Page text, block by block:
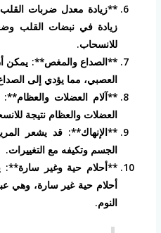
**زيادة معدل ضربات
زيادة في نبضات القلب
للانسحاب.
**الصداع والمغص**: يمكن
العصبي، مما يؤدي إلى
**آلام العضلات
العضلات والعظام نتيجة
**الإنهاك**: قد يشعر
الجسم وتكيفه مع التغييرات.
**أحلام حية وغير
أحلام حية غير سارة، وهي
النوم.